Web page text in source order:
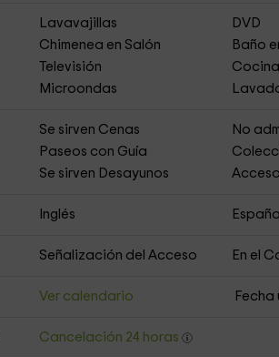
Lavavajillas DVD
Chimenea en Salón
Baño
Televisión
Cocina
Microondas
Se sirven Cenas No
Paseos con Guía
Se sirven Desayunos
Inglés Español
Señalización del Acceso En el
Ver calendario
Cancelación 24 horas